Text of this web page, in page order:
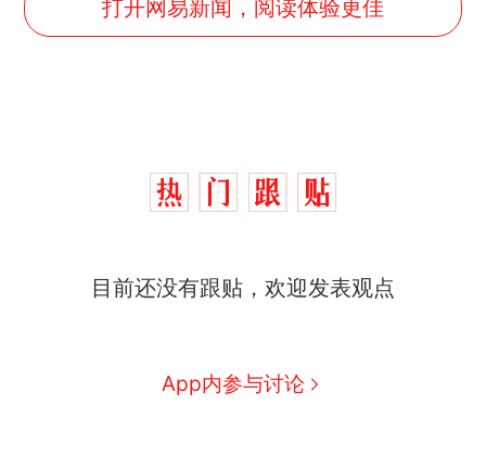
打开网易新闻，阅读体验更佳
目前还没有跟贴，欢迎发表观点
App内参与讨论
因老师一句“跟我回家”改写了
费大厨“全国小炒肉大王”称